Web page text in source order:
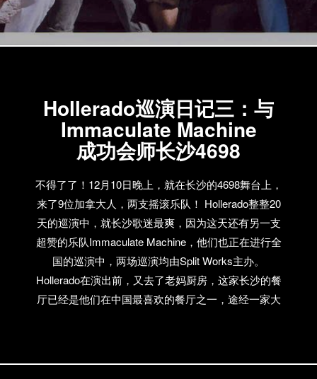
Hollerado巡演日记三：与
Immaculate Machine
成功会师长沙4698
不得了了！12月10日晚上，就在长沙的4698舞台上，
来了9位加拿大人，两支摇滚乐队！ Hollerado整整20
天的巡演中，就长沙歌迷最爽，因为这天还有另一支
超赞的乐队Immaculate Machine，他们也正在进行全
国的巡演中，两场巡演均由Split Works主办。
Hollerado在演出前，又去了老妈厨房，这家长沙的餐
厅已经是他们在中国最喜欢的餐厅之一，途经一家大